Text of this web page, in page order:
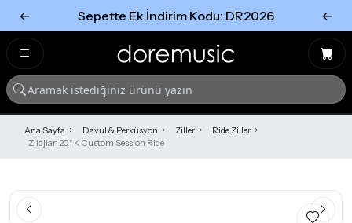
← Sepette Ek İndirim Kodu: DR2026 ←
Ana Sayfa Davul & Perküsyon Ziller
Ride Ziller
Zildjian 20" K Custom Session Ride
Tümünü Gör
Tümünü gör